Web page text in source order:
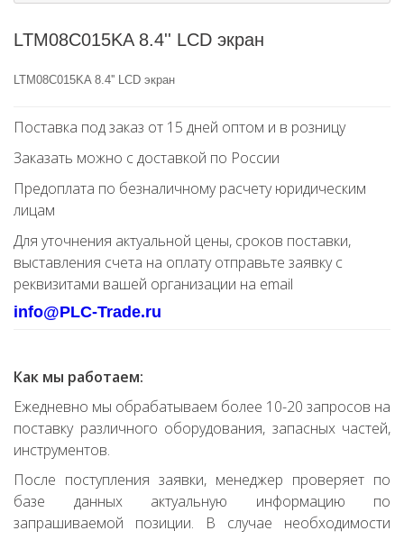
LTM08C015KA 8.4'' LCD экран
LTM08C015KA 8.4'' LCD экран
Поставка под заказ от 15 дней оптом и в розницу
Заказать можно с доставкой по России
Предоплата по безналичному расчету юридическим
лицам
Для уточнения актуальной цены, сроков поставки,
выставления счета на оплату отправьте заявку с
реквизитами вашей организации на email
info@PLC-Trade.ru
Как мы работаем:
Ежедневно мы обрабатываем более 10-20 запросов на
поставку различного оборудования, запасных частей,
инструментов.
После поступления заявки, менеджер проверяет по
базе данных актуальную информацию по
запрашиваемой позиции. В случае необходимости